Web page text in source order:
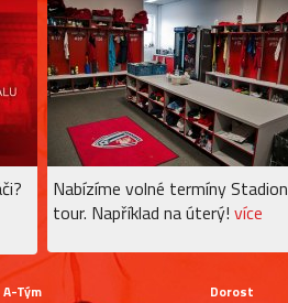
Nabízíme volné termíny Stadion
tour. Například na úterý! více
A-Tým
Dorost